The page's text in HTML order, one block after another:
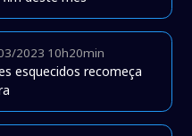
2023 10h20min
esquecidos recomeça